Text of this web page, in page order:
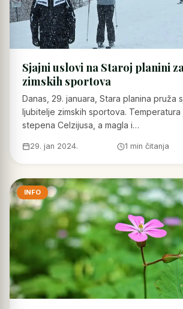
Sjajni uslovi na Staroj planini
zimskih sportova
Danas, 29. januara, Stara planina pruža
ljubitelje zimskih sportova.
stepena Celzijusa, a magla i…
29. jan 2024. 1 min čitanja
INFO